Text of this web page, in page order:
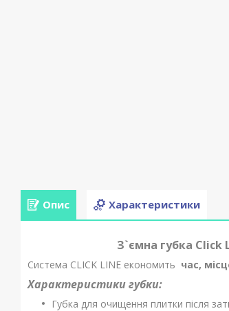
Опис Характеристики
З`ємна губка Click
Система CLICK LINE економить час,
Характеристики губки:
Губка для очищення плитки після